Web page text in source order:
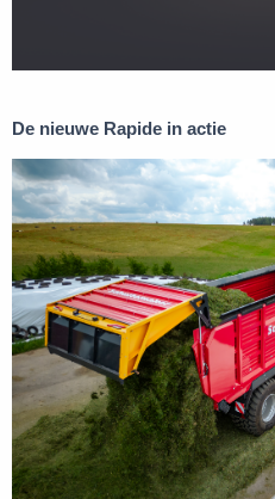
De nieuwe Rapide in actie